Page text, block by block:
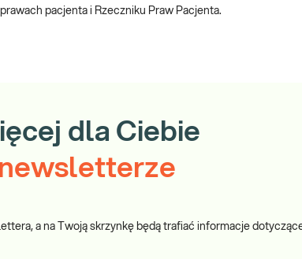
pacjenta i Rzeczniku Praw Pacjenta.
dla Ciebie
newsletterze
a na Twoją skrzynkę będą trafiać informacje